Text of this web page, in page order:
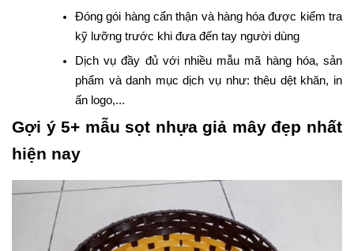
Đóng gói hàng cẩn thận và hàng hóa được kiểm tra
kỹ lưỡng trước khi đưa đến tay người dùng
Dịch vụ đầy đủ với nhiều mẫu mã hàng hóa, sản
phẩm và danh mục dịch vụ như: thêu dệt khăn, in
ấn logo,...
Gợi ý 5+ mẫu sọt nhựa giả mây đẹp nhất
hiện nay